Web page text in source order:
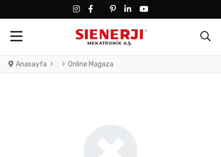
FACEBOOK SOCIAL LINK
FACEBOOK SOCIAL LINK
TWITTER SOCIAL LINK
PINTEREST SOCIAL LINK
LINKEDIN SOCIAL LINK
YOUTUBE SOCIAL LINK
Anasayfa Online Mağaza